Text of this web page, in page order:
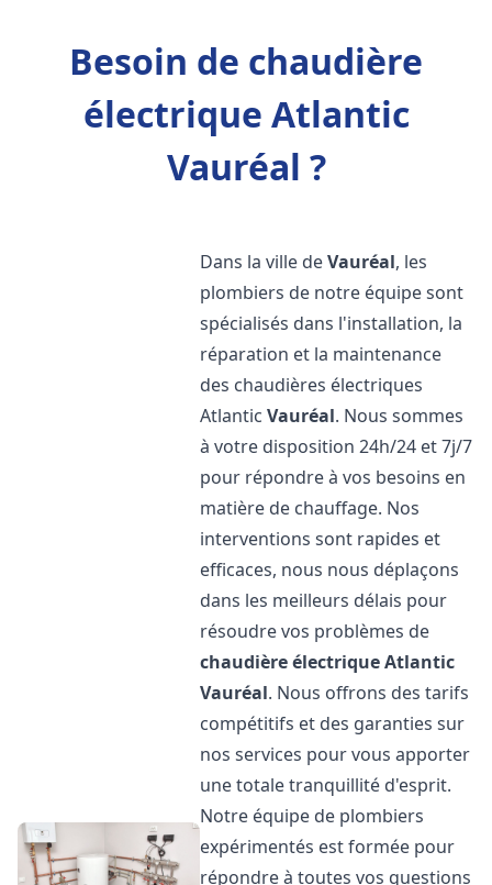
Besoin de chaudière
électrique Atlantic
Vauréal ?
Dans la ville deVauréal, les
plombiers de notre équipe sont
spécialisés dans l'installation, la
réparation et la maintenance
des chaudières électriques
AtlanticVauréal. Nous sommes
à votre disposition 24h/24 et 7j/7
pour répondre à vos besoins en
matière de chauffage. Nos
interventions sont rapides et
efficaces, nous nous déplaçons
dans les meilleurs délais pour
résoudre vos problèmes de
chaudière électrique Atlantic
Vauréal. Nous offrons des tarifs
compétitifs et des garanties sur
nos services pour vous apporter
une totale tranquillité d'esprit.
Notre équipe de plombiers
expérimentés est formée pour
répondre à toutes vos questions